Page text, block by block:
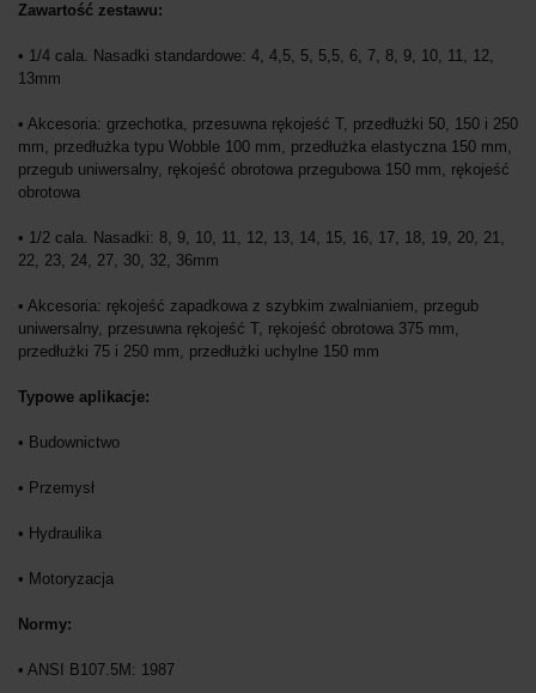
Zawartość zestawu:
• 1/4 cala. Nasadki standardowe: 4, 4,5, 5, 5,5, 6, 7, 8, 9, 10, 11, 12,
13mm
• Akcesoria: grzechotka, przesuwna rękojeść T, przedłużki 50, 150 i 250
mm, przedłużka typu Wobble 100 mm, przedłużka elastyczna 150 mm,
przegub uniwersalny, rękojeść obrotowa przegubowa 150 mm, rękojeść
obrotowa
• 1/2 cala. Nasadki: 8, 9, 10, 11, 12, 13, 14, 15, 16, 17, 18, 19, 20, 21,
22, 23, 24, 27, 30, 32, 36mm
• Akcesoria: rękojeść zapadkowa z szybkim zwalnianiem, przegub
uniwersalny, przesuwna rękojeść T, rękojeść obrotowa 375 mm,
przedłużki 75 i 250 mm, przedłużki uchylne 150 mm
Typowe aplikacje:
• Budownictwo
• Przemysł
• Hydraulika
• Motoryzacja
Normy:
• ANSI B107.5M: 1987